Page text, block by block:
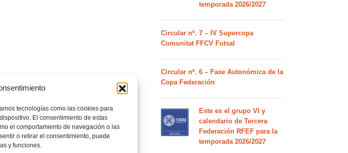
tecnologías como las cookies para
El consentimiento de estas
el comportamiento de navegación o las
o retirar el consentimiento, puede
y funciones.
temporada 2026/2027
Circular nº. 7 – IV Supercopa
Comunitat FFCV Futsal
Circular nº. 6 – Fase Autonómica de la
Copa Federación
Este es el grupo VI y
calendario de Tercera
Federación RFEF para la
temporada 2026/2027